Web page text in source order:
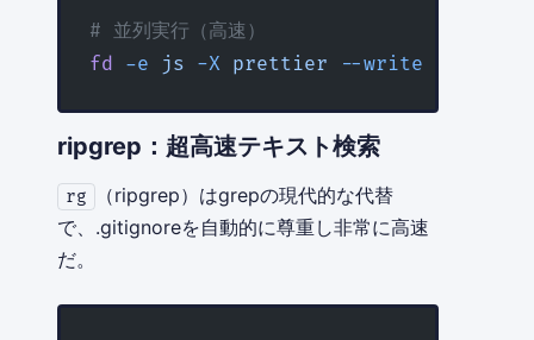
# 並列実行（高速）
fd -e js -X prettier --write
ripgrep：超高速テキスト検索
rg
（ripgrep）はgrepの現代的な代替
で、.gitignoreを自動的に尊重し非常に高速
だ。